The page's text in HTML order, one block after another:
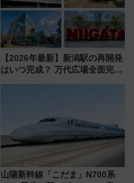
【2026年最新】新潟駅の再開発
はいつ完成？ 万代広場全面完成
山陽新幹線「こだま」N700系